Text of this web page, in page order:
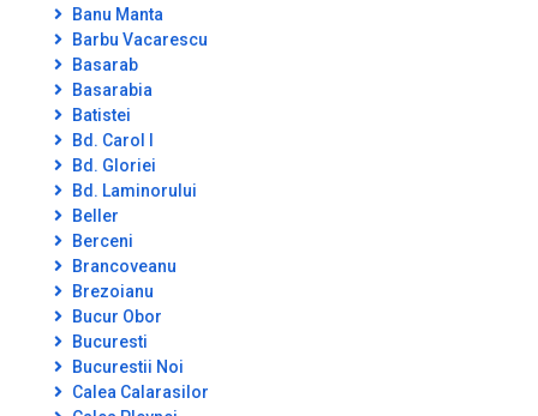
Banu Manta
Barbu Vacarescu
Basarab
Basarabia
Batistei
Bd. Carol I
Bd. Gloriei
Bd. Laminorului
Beller
Berceni
Brancoveanu
Brezoianu
Bucur Obor
Bucuresti
Bucurestii Noi
Calea Calarasilor